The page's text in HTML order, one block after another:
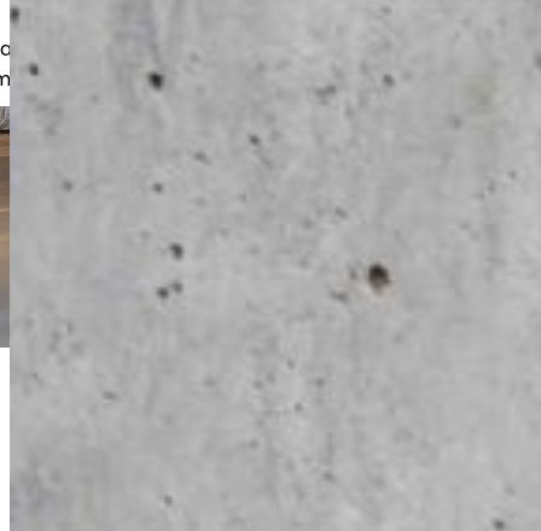
yritysasiakkaita sekä olemme
hankeissa.